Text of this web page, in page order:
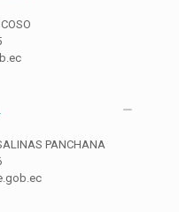
PANCHANA